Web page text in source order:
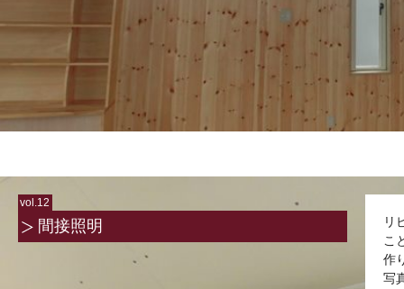
vol.12
間接照明
リ
こ
作
写